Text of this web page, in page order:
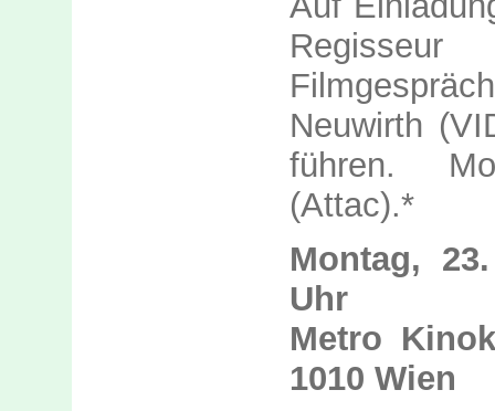
Neuwirth
führen.
(Attac).*
Montag, 23.
Uhr
Metro
1010 Wien